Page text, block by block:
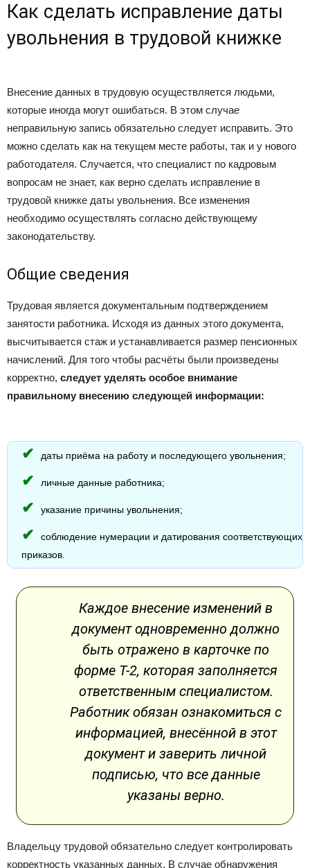
Как сделать исправление даты
увольнения в трудовой книжке
Внесение данных в трудовую осуществляется людьми,
которые иногда могут ошибаться. В этом случае
неправильную запись обязательно следует исправить. Это
можно сделать как на текущем месте работы, так и у нового
работодателя. Случается, что специалист по кадровым
вопросам не знает, как верно сделать исправление в
трудовой книжке даты увольнения. Все изменения
необходимо осуществлять согласно действующему
законодательству.
Общие сведения
Трудовая является документальным подтверждением
занятости работника. Исходя из данных этого документа,
высчитывается стаж и устанавливается размер пенсионных
начислений. Для того чтобы расчёты были произведены
корректно, следует уделять особое внимание
правильному внесению следующей информации:
даты приёма на работу и последующего увольнения;
личные данные работника;
указание причины увольнения;
соблюдение нумерации и датирования соответствующих
приказов.
Каждое внесение изменений в
документ одновременно должно
быть отражено в карточке по
форме Т-2, которая заполняется
ответственным специалистом.
Работник обязан ознакомиться с
информацией, внесённой в этот
документ и заверить личной
подписью, что все данные
указаны верно.
Владельцу трудовой обязательно следует контролировать
корректность указанных данных. В случае обнаружения